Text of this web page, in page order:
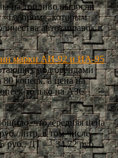
на топливо выросли
которым
автозаправок в
марки АИ-92 и ИА-95
под брендами
копеек, а цена на
только на АЗС
что, средняя цена
литр, в том числе
руб., ДТ — 34,72 руб.